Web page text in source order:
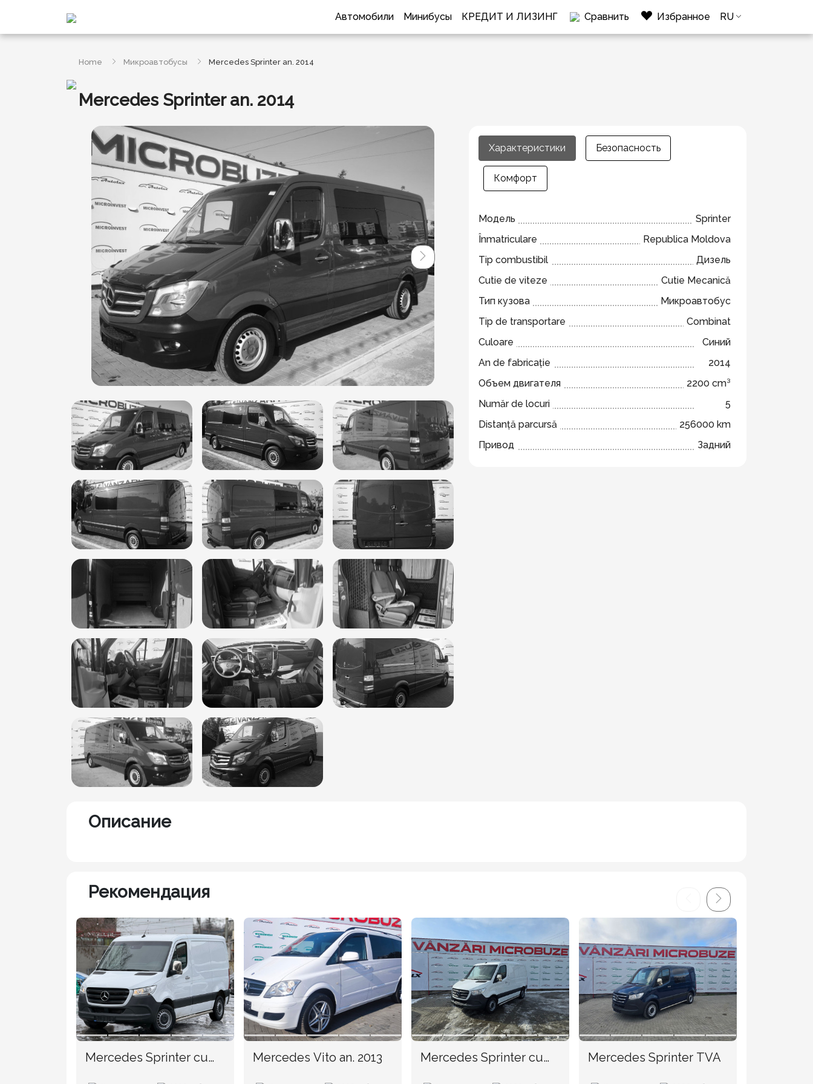
Автомобили Минибусы КРЕДИТ И ЛИЗИНГ Сравнить Избранное RU
Home Микроавтобусы Mercedes Sprinter an. 2014
Mercedes Sprinter an. 2014
Характеристики Безопасность
Комфорт
Модель
Sprinter
Înmatriculare
Republica Moldova
Tip combustibil
Дизель
Cutie de viteze
Cutie Mecanică
Тип кузова
Микроавтобус
Tip de transportare
Combinat
Culoare
Синий
An de fabricație
2014
Объем двигателя
2200 cm³
Număr de locuri
5
Distanță parcursă
256000 km
Привод
Задний
Описание
Рекомендация
Mercedes Sprinter cu
Mercedes Vito an. 2013
Mercedes Sprinter cu
Mercedes Sprinter TVA